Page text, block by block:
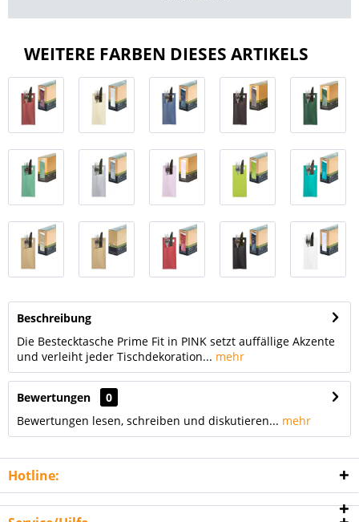
WEITERE FARBEN DIESES ARTIKELS
Beschreibung
Die Bestecktasche Prime Fit in PINK setzt auffällige Akzente
und verleiht jeder Tischdekoration... mehr
Bewertungen
0
Bewertungen lesen, schreiben und diskutieren... mehr
Hotline: